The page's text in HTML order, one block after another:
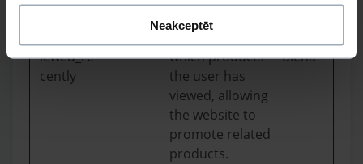
Neakceptēt
S
diena
iewed_re
cently
Determines
which products
the user has
viewed, allowing
the website to
promote related
products.
diena